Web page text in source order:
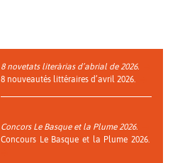
8 novetats literàrias d’abrial de 2026.
8 nouveautés littéraires d’avril 2026.
Concors Le Basque et la Plume 2026.
Concours Le Basque et la Plume 2026.